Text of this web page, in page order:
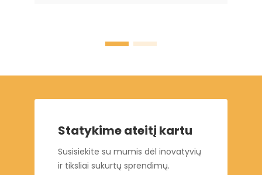
Statykime ateitį kartu
Susisiekite su mumis dėl inovatyvių
ir tiksliai sukurtų sprendimų.